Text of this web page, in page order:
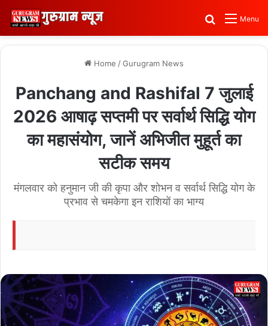
Menu
Search for
Home /Gurugram News
Panchang and Rashifal 7 जुलाई
2026 आषाढ़ सप्तमी पर सर्वार्थ सिद्धि योग
का महासंयोग, जानें अभिजीत मुहूर्त का
सटीक समय
मंगलवार को हनुमान जी की कृपा और शोभन व सर्वार्थ सिद्धि योग के
प्रभाव से चमकेगा इन राशियों का भाग्य